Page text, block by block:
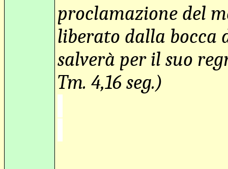
proclamazione del
liberato dalla bocca
salverà per il suo
Tm. 4,16 seg.)